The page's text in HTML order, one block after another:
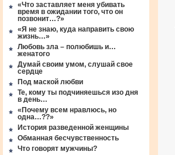
«Что заставляет меня убивать
время в ожидании того, что он
позвонит…?»
«Я не знаю, куда направить свою
жизнь…»
Любовь зла – полюбишь и…
женатого
Думай своим умом, слушай свое
сердце
Под маской любви
Те, кому ты подчиняешься изо дня
в день…
«Почему всем нравлюсь, но
одна…??»
История разведенной женщины
Обманная бесчувственность
Что говорят мужчины?